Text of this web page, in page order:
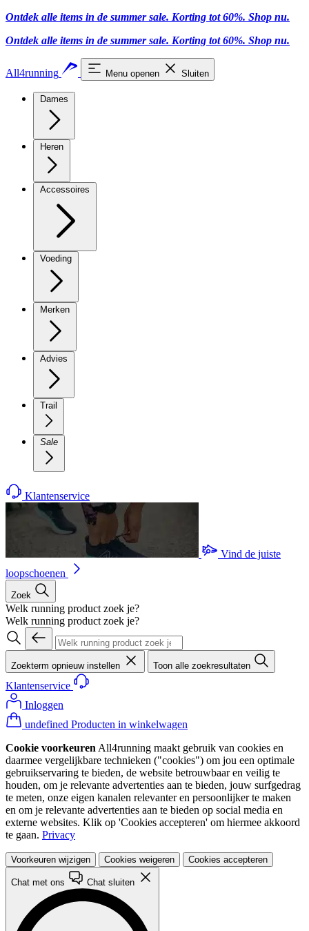
Ontdek alle items in de summer sale. Korting tot 60%. Shop nu.
Ontdek alle items in de summer sale. Korting tot 60%. Shop nu.
All4running Menu openen Sluiten
Dames
Heren
Accessoires
Voeding
Merken
Advies
Trail
Sale
Klantenservice
Vind de juiste
loopschoenen
Zoek
Welk running product zoek je?
Welk running product zoek je?
Zoekterm opnieuw instellen Toon alle zoekresultaten
Klantenservice
Inloggen
undefined Producten in winkelwagen
Cookie voorkeuren All4running maakt gebruik van cookies en
daarmee vergelijkbare technieken ("cookies") om jou een optimale
gebruikservaring te bieden, de website betrouwbaar en veilig te
houden, om je relevante advertenties aan te bieden, jouw surfgedrag
te meten, onze eigen kanalen relevanter en persoonlijker te maken
en om je relevante advertenties aan te bieden op social media en
externe websites. Klik op 'Cookies accepteren' om hiermee akkoord
te gaan. Privacy
Voorkeuren wijzigen Cookies weigeren Cookies accepteren
Chat met ons Chat sluiten